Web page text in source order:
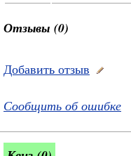
Отзывы (0)
Добавить отзыв
Сообщить об ошибке